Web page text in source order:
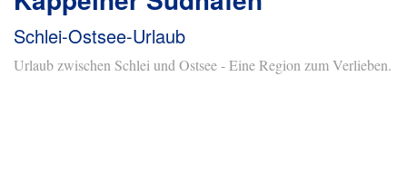
Schlei-Ostsee-Urlaub
Urlaub zwischen Schlei und Ostsee - Eine Region zum Verlieben.